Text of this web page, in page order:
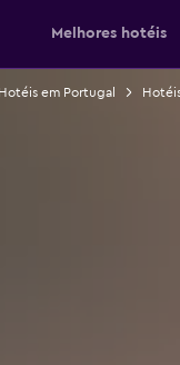
Melhores hotéis
Hotéis em Portugal